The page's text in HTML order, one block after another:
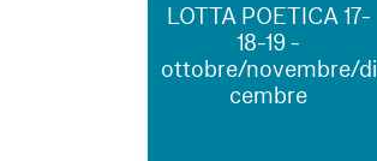
LOTTA POETICA 17-
18-19 -
ottobre/novembre/di
cembre